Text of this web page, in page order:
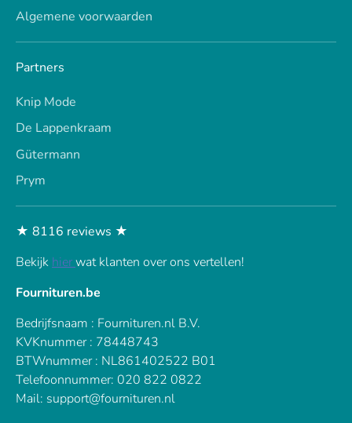
Algemene voorwaarden
Partners
Knip Mode
De Lappenkraam
Gütermann
Prym
★ 8116 reviews ★
Bekijk hierwat klanten over ons vertellen!
Fournituren.be
Bedrijfsnaam : Fournituren.nl B.V.
KVKnummer : 78448743
BTWnummer : NL861402522 B01
Telefoonnummer: 020 822 0822
Mail: support@fournituren.nl